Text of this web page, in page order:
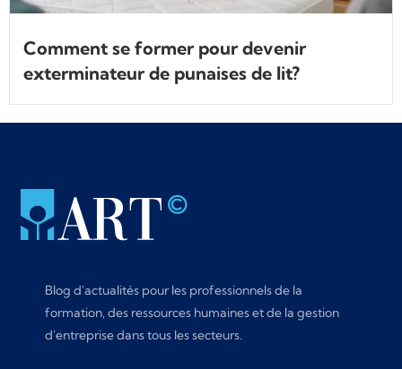
Comment se former pour devenir
exterminateur de punaises de lit?
Blog d'actualités pour les professionnels de la
formation, des ressources humaines et de la gestion
d'entreprise dans tous les secteurs.